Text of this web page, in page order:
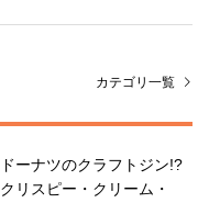
カテゴリ一覧
ドーナツのクラフトジン!?
クリスピー・クリーム・